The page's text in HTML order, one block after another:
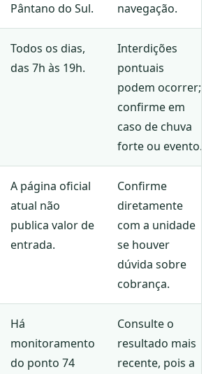
Pântano do Sul.
navegação.
Todos os dias,
das 7h às 19h.
Interdições
pontuais
podem ocorrer;
confirme em
caso de chuva
forte ou evento.
A página oficial
atual não
publica valor de
entrada.
Confirme
diretamente
com a unidade
se houver
dúvida sobre
cobrança.
Há
monitoramento
do ponto 74
Consulte o
resultado mais
recente, pois a